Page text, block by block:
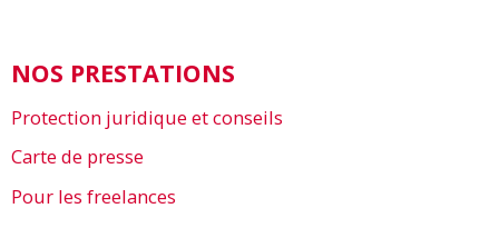
NOS PRESTATIONS
Protection juridique et conseils
Carte de presse
Pour les freelances